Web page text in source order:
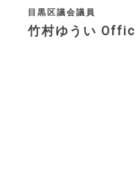
目黒区議会議員
竹村ゆうい